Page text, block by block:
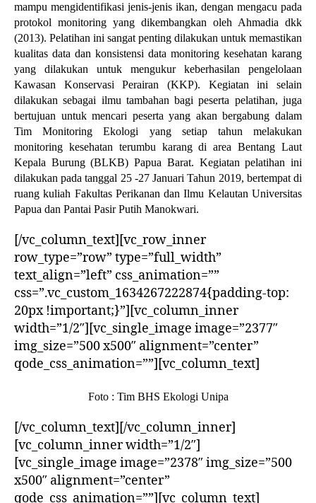
mampu mengidentifikasi jenis-jenis ikan, dengan mengacu pada
protokol monitoring yang dikembangkan oleh Ahmadia dkk
(2013). Pelatihan ini sangat penting dilakukan untuk memastikan
kualitas data dan konsistensi data monitoring kesehatan karang
yang dilakukan untuk mengukur keberhasilan pengelolaan
Kawasan Konservasi Perairan (KKP). Kegiatan ini selain
dilakukan sebagai ilmu tambahan bagi peserta pelatihan, juga
bertujuan untuk mencari peserta yang akan bergabung dalam
Tim Monitoring Ekologi yang setiap tahun melakukan
monitoring kesehatan terumbu karang di area Bentang Laut
Kepala Burung (BLKB) Papua Barat. Kegiatan pelatihan ini
dilakukan pada tanggal 25 -27 Januari Tahun 2019, bertempat di
ruang kuliah Fakultas Perikanan dan Ilmu Kelautan Universitas
Papua dan Pantai Pasir Putih Manokwari.
[/vc_column_text][vc_row_inner
row_type=”row” type=”full_width”
text_align=”left” css_animation=””
css=”.vc_custom_1634267222874{padding-top:
20px !important;}”][vc_column_inner
width=”1/2″][vc_single_image image=”2377″
img_size=”500 x500″ alignment=”center”
qode_css_animation=””][vc_column_text]
Foto : Tim BHS Ekologi Unipa
[/vc_column_text][/vc_column_inner]
[vc_column_inner width=”1/2″]
[vc_single_image image=”2378″ img_size=”500
x500″ alignment=”center”
qode_css_animation=””][vc_column_text]